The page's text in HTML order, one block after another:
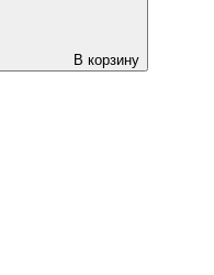
В корзину